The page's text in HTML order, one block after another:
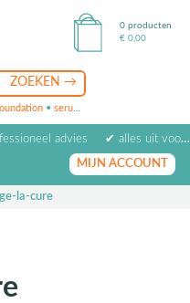
• serum
0 producten
€ 0,00
advies
✔ alles uit voorraad leverbaar
beoordelingen
MIJN ACCOUNT
la-cure